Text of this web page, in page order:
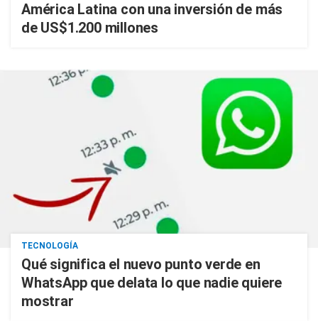
América Latina con una inversión de más
de US$1.200 millones
TECNOLOGÍA
Qué significa el nuevo punto verde en
WhatsApp que delata lo que nadie quiere
mostrar